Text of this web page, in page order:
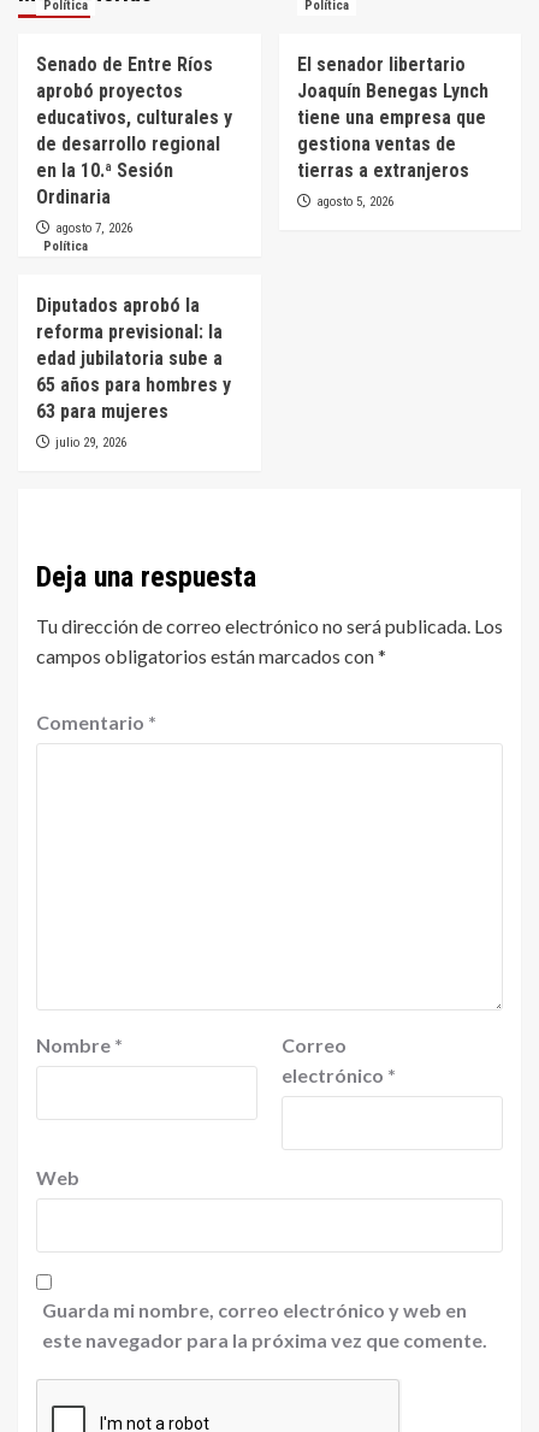
Política
Senado de Entre Ríos
aprobó proyectos
educativos, culturales y
de desarrollo regional
en la 10.ª Sesión
Ordinaria
agosto 7, 2026
Política
El senador libertario
Joaquín Benegas Lynch
tiene una empresa que
gestiona ventas de
tierras a extranjeros
agosto 5, 2026
Política
Diputados aprobó la
reforma previsional: la
edad jubilatoria sube a
65 años para hombres y
63 para mujeres
julio 29, 2026
Deja una respuesta
Tu dirección de correo electrónico no será publicada. Los
campos obligatorios están marcados con*
Comentario *
Nombre *
Correo
electrónico *
Web
Guarda mi nombre, correo electrónico y web en
este navegador para la próxima vez que comente.